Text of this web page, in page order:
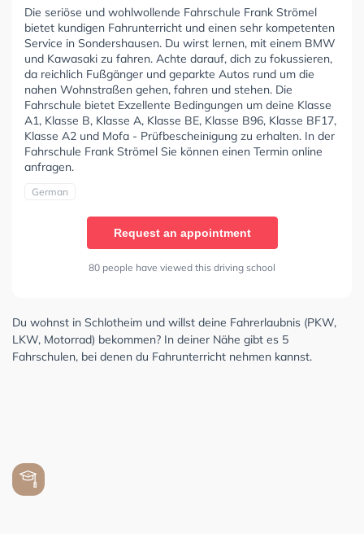
Die seriöse und wohlwollende Fahrschule Frank Strömel
bietet kundigen Fahrunterricht und einen sehr kompetenten
Service in Sondershausen. Du wirst lernen, mit einem BMW
und Kawasaki zu fahren. Achte darauf, dich zu fokussieren,
da reichlich Fußgänger und geparkte Autos rund um die
nahen Wohnstraßen gehen, fahren und stehen. Die
Fahrschule bietet Exzellente Bedingungen um deine Klasse
A1, Klasse B, Klasse A, Klasse BE, Klasse B96, Klasse BF17,
Klasse A2 und Mofa - Prüfbescheinigung zu erhalten. In der
Fahrschule Frank Strömel Sie können einen Termin online
anfragen.
German
Request an appointment
80 people have viewed this driving school
Du wohnst in Schlotheim und willst deine Fahrerlaubnis (PKW,
LKW, Motorrad) bekommen? In deiner Nähe gibt es 5
Fahrschulen, bei denen du Fahrunterricht nehmen kannst.